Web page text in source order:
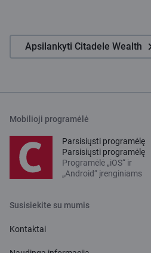
Apsilankyti Citadele Wealth
Mobilioji programėlė
Parsisiųsti programėlę
Parsisiųsti programėlę
Programėlė „iOS“ ir
„Android“ įrenginiams
Susisiekite su mumis
Kontaktai